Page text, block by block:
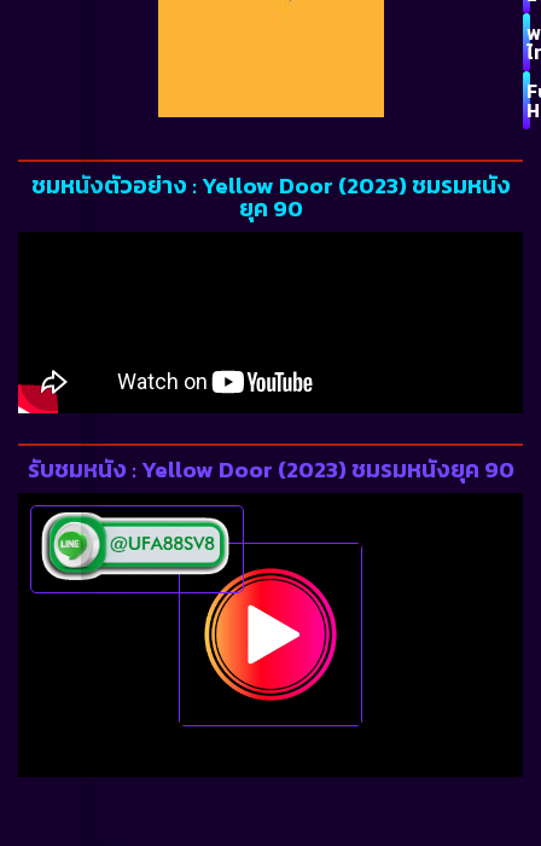
ชมหนังตัวอย่าง : Yellow Door (2023) ชมรมหนัง
ยุค 90
รับชมหนัง : Yellow Door (2023) ชมรมหนังยุค 90